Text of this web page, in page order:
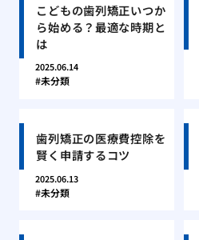
こどもの歯列矯正いつか
ら始める？最適な時期と
は
2025.06.14
未分類
歯列矯正の医療費控除を
賢く申請するコツ
2025.06.13
未分類